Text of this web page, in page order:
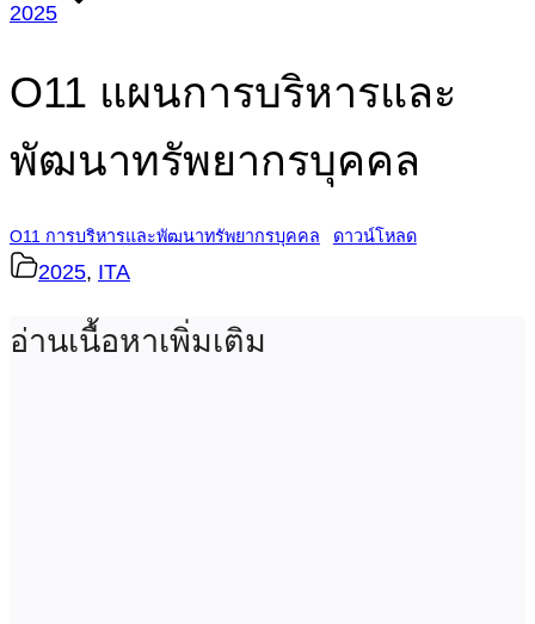
2025
O11 แผนการบริหารและ
พัฒนาทรัพยากรบุคคล
O11 การบริหารและพัฒนาทรัพยากรบุคคล ดาวน์โหลด
2025, ITA
อ่านเนื้อหาเพิ่มเติม